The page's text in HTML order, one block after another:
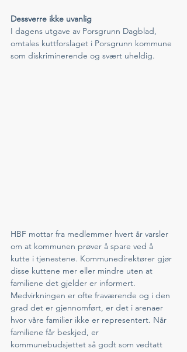
Dessverre ikke uvanlig
I dagens utgave av Porsgrunn Dagblad,
omtales kuttforslaget i Porsgrunn kommune
som diskriminerende og svært uheldig.
HBF mottar fra medlemmer hvert år varsler
om at kommunen prøver å spare ved å
kutte i tjenestene. Kommunedirektører gjør
disse kuttene mer eller mindre uten at
familiene det gjelder er informert.
Medvirkningen er ofte fraværende og i den
grad det er gjennomført, er det i arenaer
hvor våre familier ikke er representert. Når
familiene får beskjed, er
kommunebudsjettet så godt som vedtatt